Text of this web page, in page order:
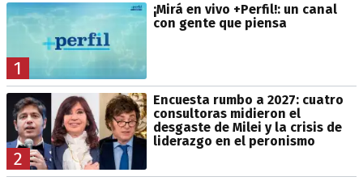
1
¡Mirá en vivo +Perfil!: un canal
con gente que piensa
2
Encuesta rumbo a 2027: cuatro
consultoras midieron el
desgaste de Milei y la crisis de
liderazgo en el peronismo